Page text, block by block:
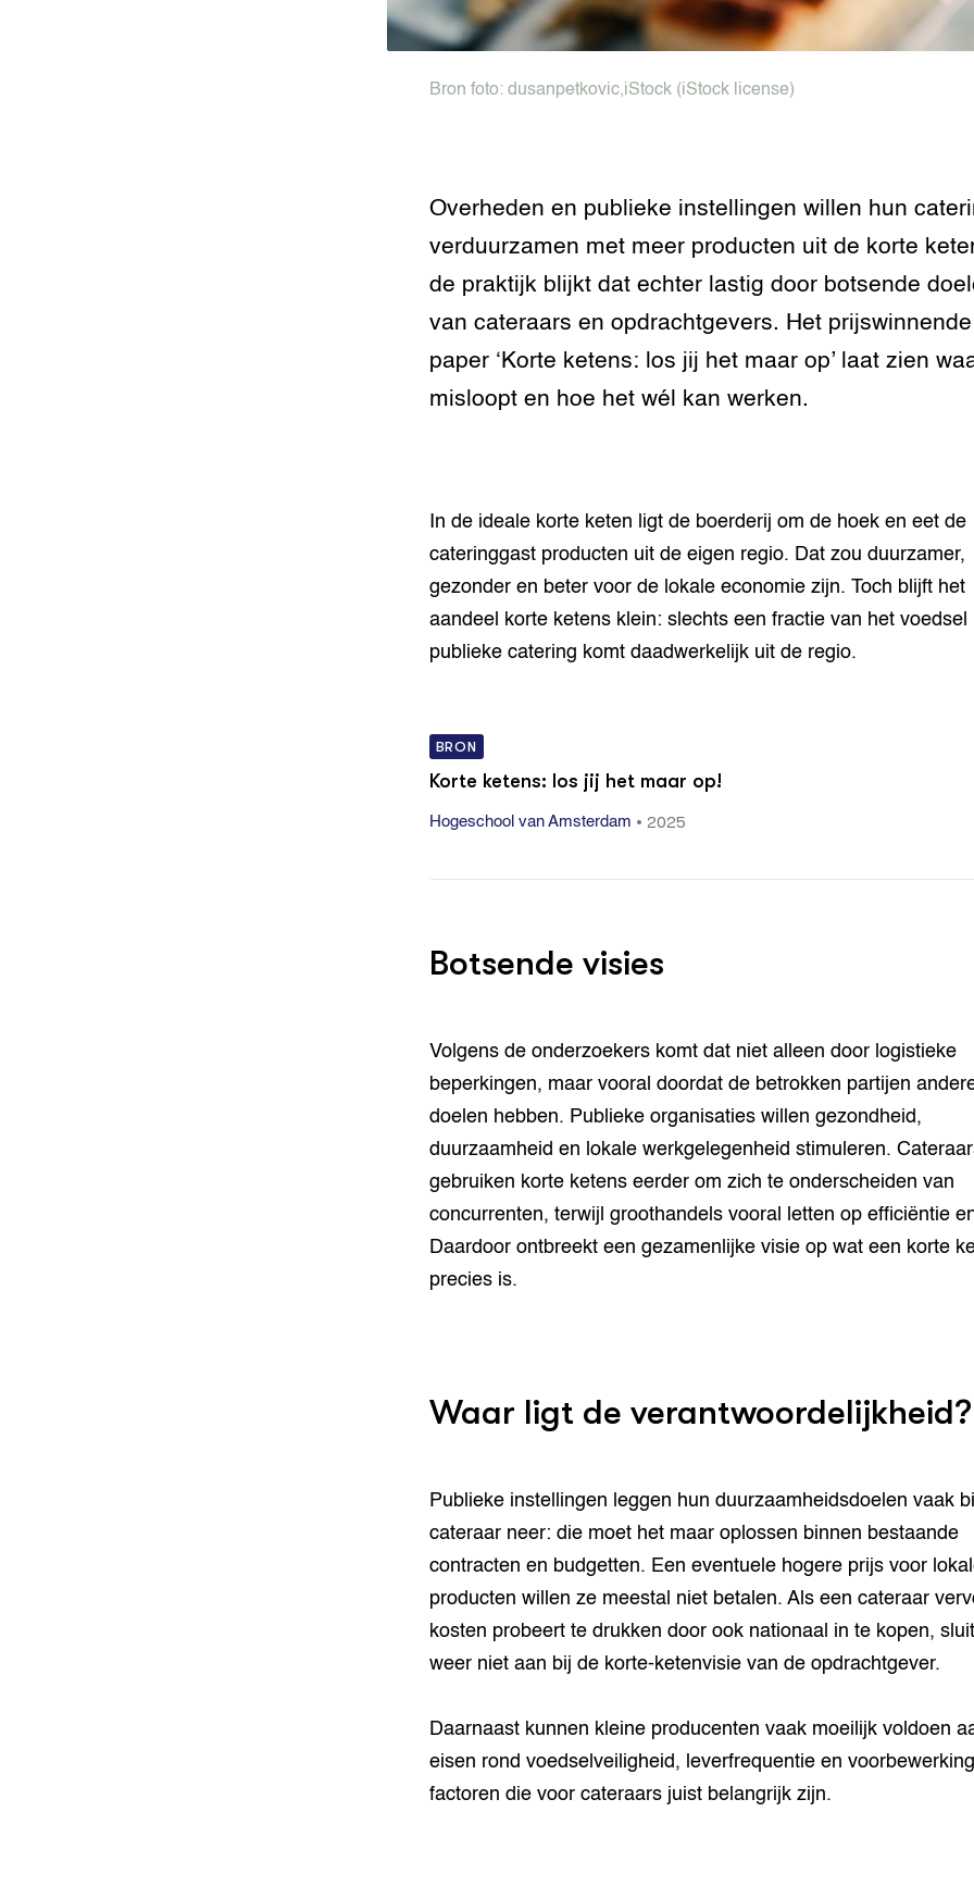
Foodsector
Integraal Aanpakken
Groen, welbevinden en
klimaatadaptatie
CoE Groen
Invasieve exoten
Plantaardige genetische
bronnen
Bron foto: dusanpetkovic,iStock(iStock license)
Overheden en publieke instellingen willen hun
verduurzamen met meer producten uit de korte
de praktijk blijkt dat echter lastig door botsende
van cateraars en opdrachtgevers. Het prijswinnende
paper ‘Korte ketens: los jij het maar op’ laat zien
misloopt en hoe het wél kan werken.
In de ideale korte keten ligt de boerderij om de hoek en eet de
cateringgast producten uit de eigen regio. Dat zou duurzamer,
gezonder en beter voor de lokale economie zijn. Toch blijft het
aandeel korte ketens klein: slechts een fractie van het voedsel
publieke catering komt daadwerkelijk uit de regio.
BRON
Korte ketens: los jij het maar op!
Hogeschool van Amsterdam • 2025
Botsende visies
Volgens de onderzoekers komt dat niet alleen door logistieke
beperkingen, maar vooral doordat de betrokken partijen
doelen hebben. Publieke organisaties willen gezondheid,
duurzaamheid en lokale werkgelegenheid stimuleren.
gebruiken korte ketens eerder om zich te onderscheiden van
concurrenten, terwijl groothandels vooral letten op efficiëntie
Daardoor ontbreekt een gezamenlijke visie op wat een korte
precies is.
Waar ligt de
Publieke instellingen leggen hun duurzaamheidsdoelen vaak
cateraar neer: die moet het maar oplossen binnen bestaande
contracten en budgetten. Een eventuele hogere prijs voor
producten willen ze meestal niet betalen. Als een cateraar
kosten probeert te drukken door ook nationaal in te kopen,
weer niet aan bij de korte-ketenvisie van de opdrachtgever.
Daarnaast kunnen kleine producenten vaak moeilijk voldoen
eisen rond voedselveiligheid, leverfrequentie en
factoren die voor cateraars juist belangrijk zijn.